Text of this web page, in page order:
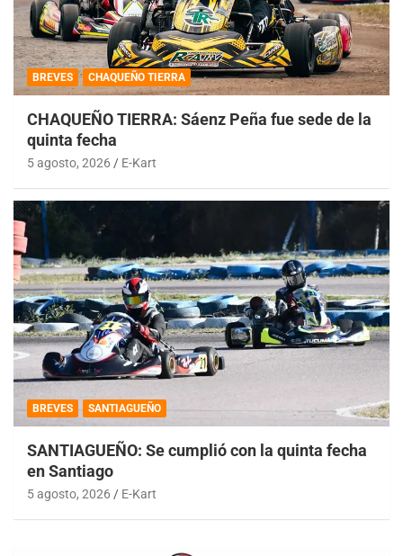
BREVES CHAQUEÑO TIERRA
CHAQUEÑO TIERRA: Sáenz Peña fue sede de la
quinta fecha
5 agosto, 2026 E-Kart
BREVES SANTIAGUEÑO
SANTIAGUEÑO: Se cumplió con la quinta fecha
en Santiago
5 agosto, 2026 E-Kart